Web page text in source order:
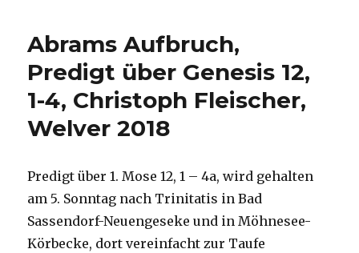
Abrams Aufbruch,
Predigt über Genesis 12,
1-4, Christoph Fleischer,
Welver 2018
Predigt über 1. Mose 12, 1 – 4a, wird gehalten
am 5. Sonntag nach Trinitatis in Bad
Sassendorf-Neuengeseke und in Möhnesee-
Körbecke, dort vereinfacht zur Taufe